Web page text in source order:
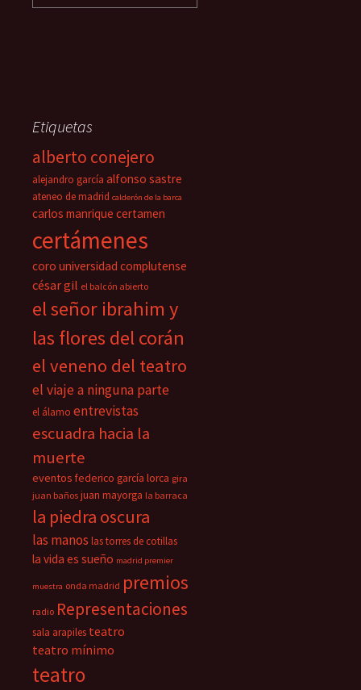
Etiquetas
alberto conejero
alejandro garcía alfonso sastre
ateneo de madrid calderón de la barca
carlos manrique certamen
certámenes
coro universidad complutense
césar gil el balcón abierto
el señor ibrahim y
las flores del corán
el veneno del teatro
el viaje a ninguna parte
el álamo entrevistas
escuadra hacia la
muerte
eventos federico garcía lorca gira
juan baños juan mayorga la barraca
la piedra oscura
las manos las torres de cotillas
la vida es sueño madrid premier
muestra onda madrid premios
radio Representaciones
sala arapiles teatro
teatro mínimo
teatro